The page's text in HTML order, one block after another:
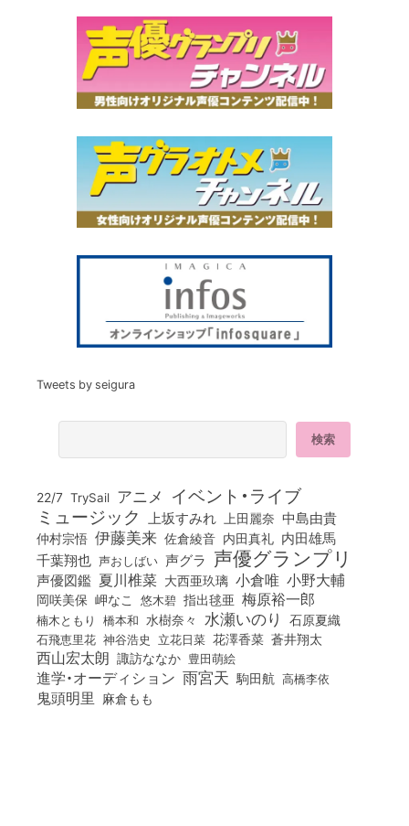
Tweets by seigura
22/7 TrySail アニメ イベント・ライブ
ミュージック 上坂すみれ 上田麗奈 中島由貴
仲村宗悟 伊藤美来 佐倉綾音 内田真礼 内田雄馬
千葉翔也 声おしばい 声グラ 声優グランプリ
声優図鑑 夏川椎菜 大西亜玖璃 小倉唯 小野大輔
岡咲美保 岬なこ 悠木碧 指出毬亜 梅原裕一郎
楠木ともり 橋本和 水樹奈々 水瀬いのり 石原夏織
石飛恵里花 神谷浩史 立花日菜 花澤香菜 蒼井翔太
西山宏太朗 諏訪ななか 豊田萌絵
進学・オーディション 雨宮天 駒田航 高橋李依
鬼頭明里 麻倉もも